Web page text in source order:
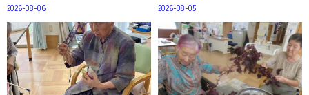
2026-08-06 2026-08-05